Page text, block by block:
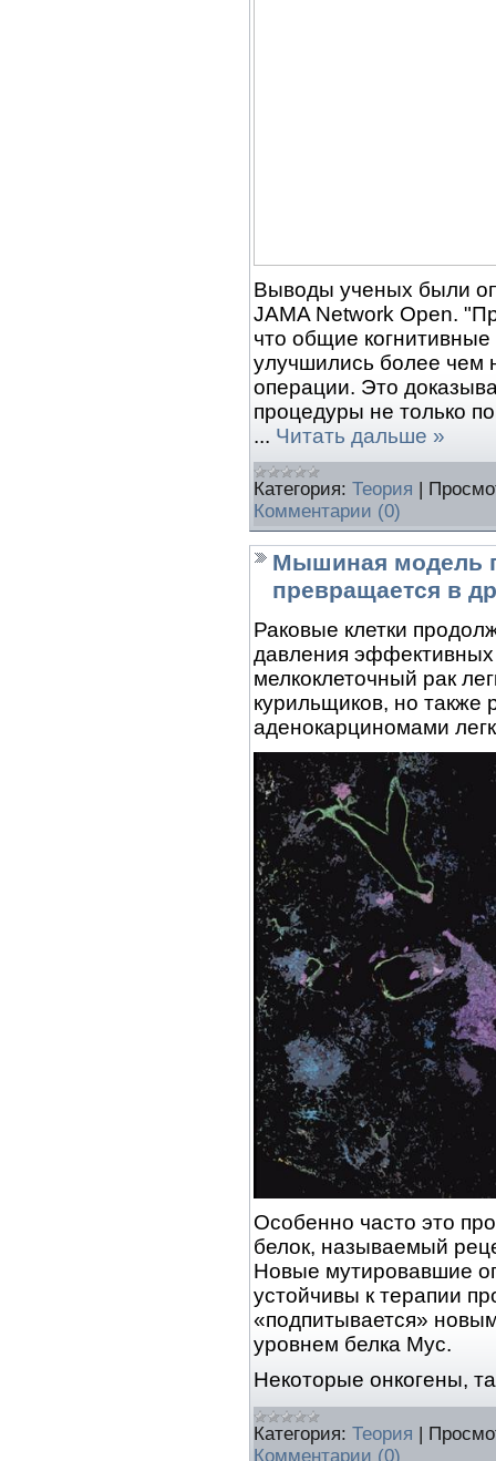
Выводы ученых были
JAMA Network Open.
что общие
улучшились более чем
операции. Это
процедуры не только
... Читать дальше »
Категория: Теория
Комментарии (0)
Мышиная модель
превращается в
Раковые клетки
давления
мелкоклеточный рак
курильщиков, но также
аденокарциномами
Особенно часто это
белок, называемый
Новые мутировавшие
устойчивы к терапии
«подпитывается»
уровнем белка Myc.
Некоторые онкогены,
Категория: Теория |
Комментарии (0)